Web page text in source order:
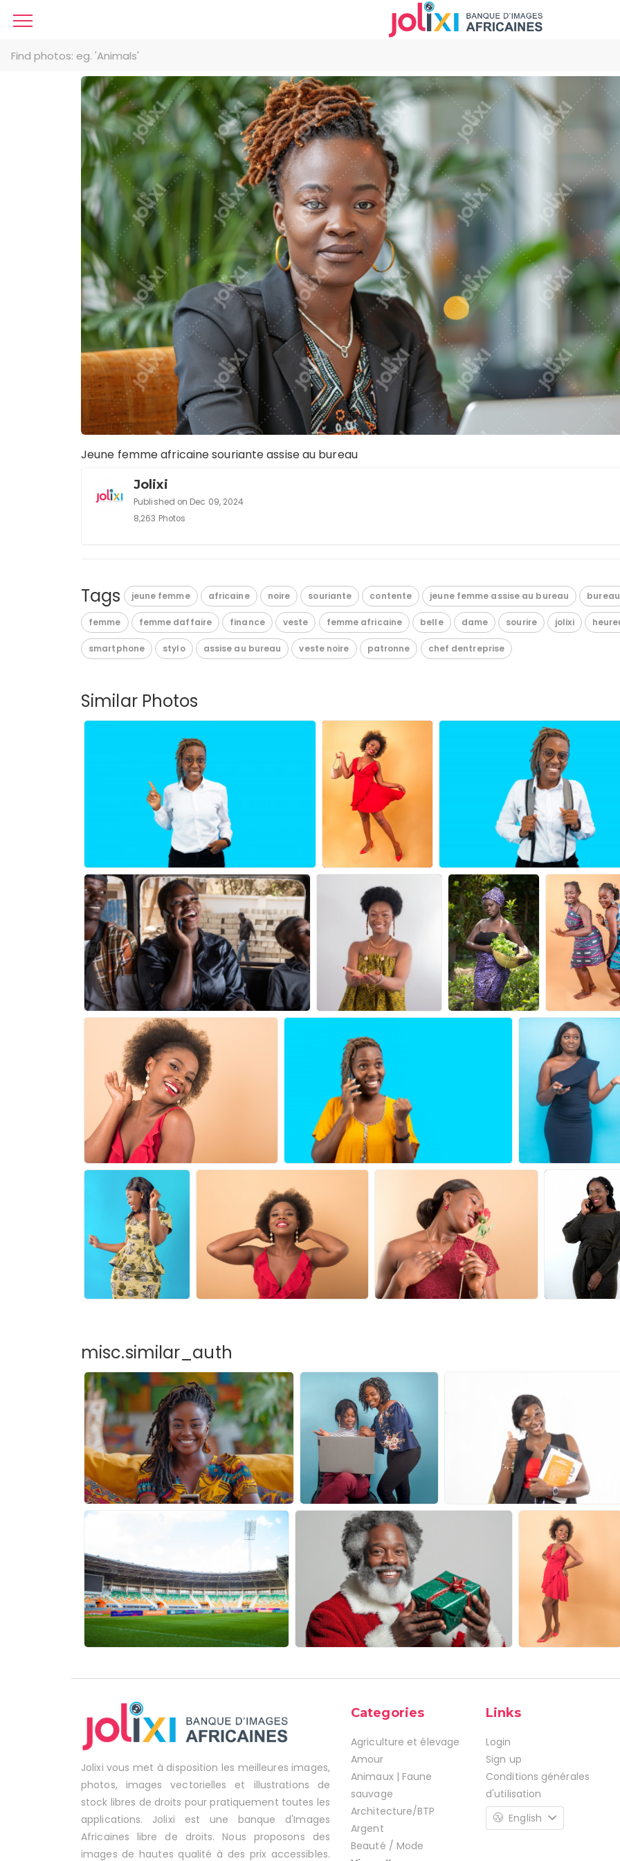
Jeune femme africaine souriante assise au bureau
Jolixi
Published on Dec 09, 2024
8,263 Photos
Tags jeune femme africaine noire souriante contente jeune femme assise au bureau bureau
femme femme daffaire finance veste femme africaine belle dame sourire jolixi
smartphone stylo assise au bureau veste noire patronne chef dentreprise
Similar Photos
misc.similar_auth
Jolixi vous met à disposition les meilleures images,
photos, images vectorielles et illustrations de
stock libres de droits pour pratiquement toutes les
applications. Jolixi est une banque d'Images
Africaines libre de droits. Nous proposons des
images de hautes qualité à des prix accessibles.
Categories
Agriculture et élevage
Amour
Animaux | Faune
sauvage
Architecture/BTP
Argent
Beauté / Mode
Links
Login
Sign up
Conditions générales
d'utilisation
English